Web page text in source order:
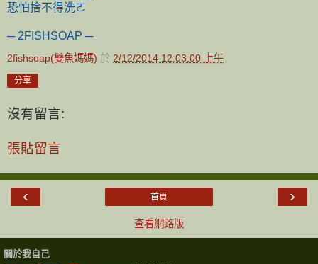
恐怕捨不得洗ㄛ
─ 2FISHSOAP ─
2fishsoap(雙魚媽媽) 於 2/12/2014 12:03:00 上午
分享
沒有留言:
張貼留言
‹ ›
首頁
查看網路版
關於我自己